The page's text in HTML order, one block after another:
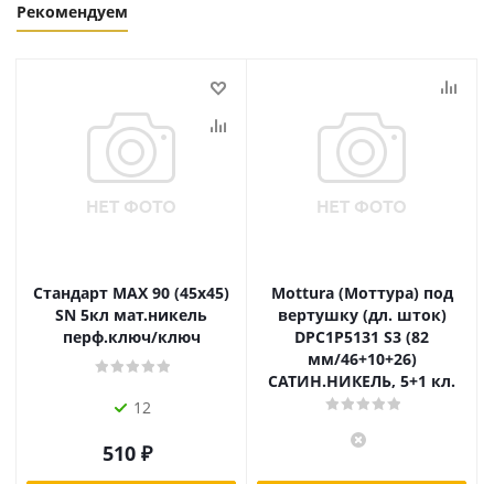
Рекомендуем
Стандарт MAX 90 (45х45)
SN 5кл мат.никель
перф.ключ/ключ
12
510 ₽
Mottura (Моттура) под
вертушку (дл. шток)
DPC1P5131 S3 (82
мм/46+10+26)
САТИН.НИКЕЛЬ, 5+1 кл.